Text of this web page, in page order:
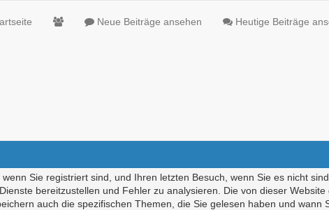
Neue Beiträge ansehen Heutige Beiträge
Sie registriert sind, und Ihren letzten Besuch, wenn Sie es nicht
bereitzustellen und Fehler zu analysieren. Die von dieser
auch die spezifischen Themen, die Sie gelesen haben und